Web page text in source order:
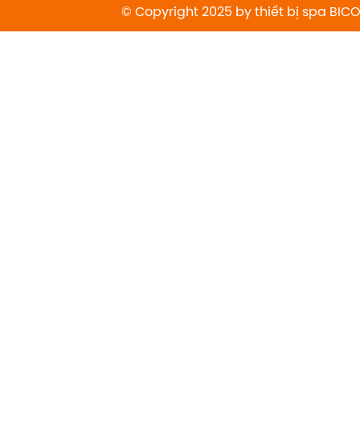
© Copyright 2025 by thiết bị spa BICO